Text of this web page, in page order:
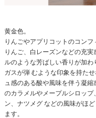
黄金色。
りんごやアプリコットのコン
りんご、白レーズンなどの充
ルのような芳ばしい香りが加
ガスが弾 むような印象を持た
ュ感のある酸や風味を伴う凝
のカラメルやメープルシロッ
ン、ナツメグ などの風味がほ
ます。